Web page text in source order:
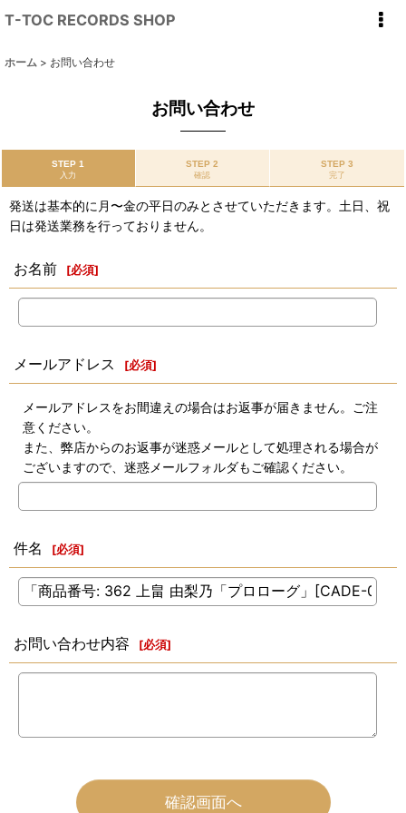
T-TOC RECORDS SHOP
ホーム > お問い合わせ
お問い合わせ
STEP 1
入力
STEP 2
確認
STEP 3
完了
発送は基本的に月〜金の平日のみとさせていただきます。土日、祝
日は発送業務を行っておりません。
お名前 [必須]
メールアドレス [必須]
メールアドレスをお間違えの場合はお返事が届きません。ご注
意ください。
また、弊店からのお返事が迷惑メールとして処理される場合が
ございますので、迷惑メールフォルダもご確認ください。
件名 [必須]
お問い合わせ内容 [必須]
確認画面へ